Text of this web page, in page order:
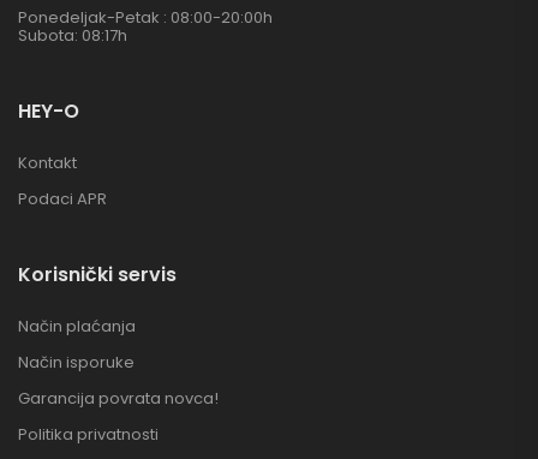
Ponedeljak-Petak : 08:00-20:00h
Subota: 08:17h
HEY-O
Kontakt
Podaci APR
Korisnički servis
Način plaćanja
Način isporuke
Garancija povrata novca!
Politika privatnosti